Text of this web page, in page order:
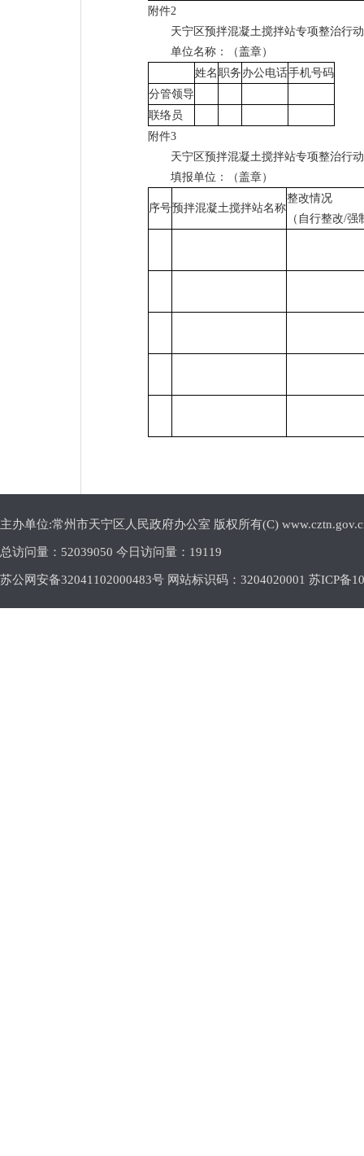
附件2
天宁区预拌混凝土搅拌站专项整治行
单位名称：（盖章）
姓名 职务 办公电话手机号码
分管领导
联络员
附件3
天宁区预拌混凝土搅拌站专项整治行
填报单位：（盖章）
序号预拌混凝土搅拌站名称
整改情况
（自行整改/强
主办单位:常州市天宁区人民政府办公室 版权所有(C)
总访问量： 52039050 今日访问量： 19119
苏公网安备32041102000483号 网站标识码：3204020001 苏ICP备